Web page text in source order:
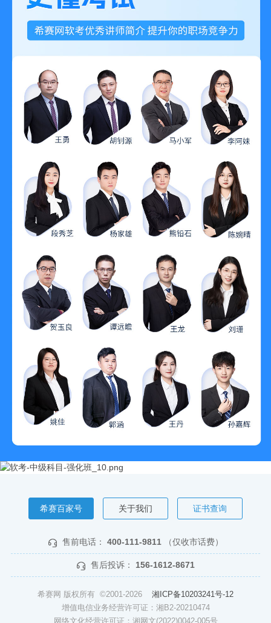
希赛百家号 关于我们 证书查询
售前电话： 400-111-9811 （仅收市话费）
售后投诉： 156-1612-8671
希赛网 版权所有 ©2001-2026 湘ICP备10203241号-12
增值电信业务经营许可证：湘B2-20210474
网络文化经营许可证：湘网文(2022)0042-005号